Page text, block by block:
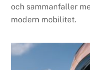
och sammanfaller
modern mobilitet.